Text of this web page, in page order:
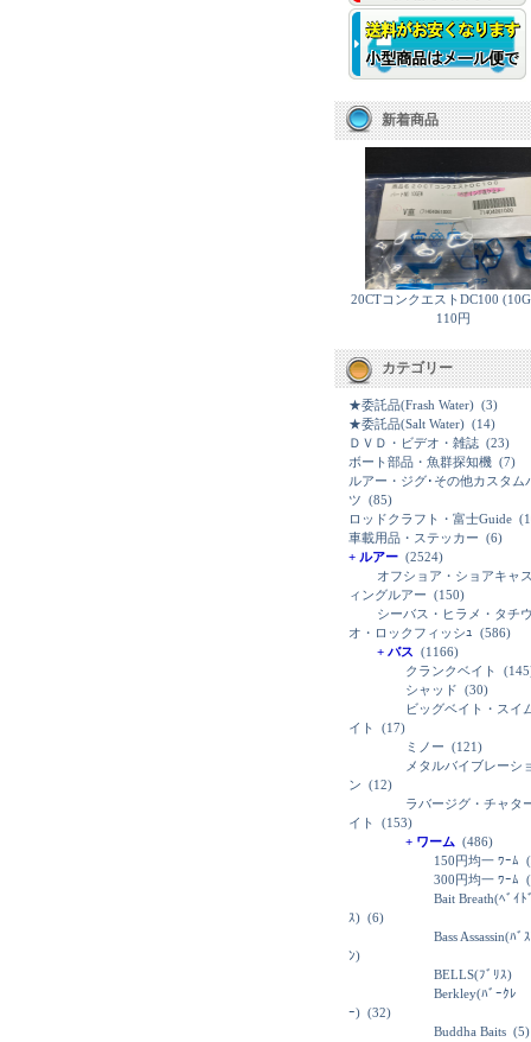
新着商品
20CTコンクエストDC100
110円
カテゴリー
★委託品(Frash Water) (3)
★委託品(Salt Water) (14)
ＤＶＤ・ビデオ・雑誌 (23)
ボート部品・魚群探知機 (7)
ルアー・ジグ･その他カスタム
ツ (85)
ロッドクラフト・富士Guide
車載用品・ステッカー (6)
+ ルアー (2524)
オフショア・ショアキャ
ィングルアー (150)
シーバス・ヒラメ・タチウ
オ・ロックフィッシｭ (586)
+ バス (1166)
クランクベイト
シャッド (30)
ビッグベイト・スイ
イト
(17)
ミノー (121)
メタルバイブレーシ
ン (12)
ラバージグ・チャタ
イト
(153)
+ ワーム (486)
150円均一 ﾜｰﾑ
300円均一 ﾜｰﾑ
Bait Breath(ﾍﾞｲﾄ
ｽ) (6)
Bass Assassin(ﾊﾞ
ﾝ)
BELLS(ﾌﾞﾘｽ)
Berkley(ﾊﾞｰｸﾚ
ｰ) (32)
Buddha Baits (5)